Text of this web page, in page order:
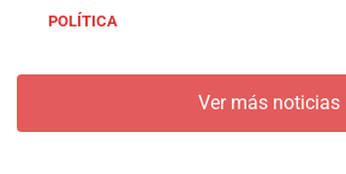
POLÍTICA
Ver más noticias